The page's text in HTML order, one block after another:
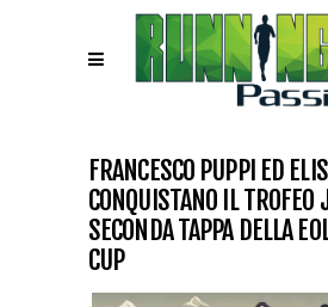
FRANCESCO PUPPI ED
CONQUISTANO IL TROFEO
SECONDA TAPPA DELLA
CUP